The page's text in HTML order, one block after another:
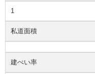
1
私道面積
建ぺい率